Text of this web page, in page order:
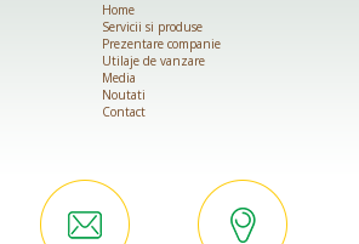
Home
Servicii si produse
Prezentare companie
Utilaje de vanzare
Media
Noutati
Contact